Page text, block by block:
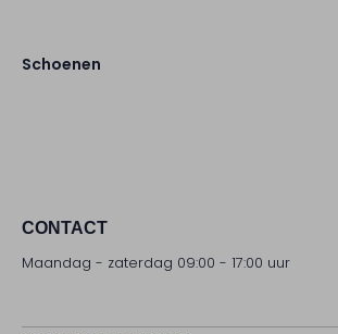
Schoenen
CONTACT
Maandag - zaterdag 09:00 - 17:00 uur